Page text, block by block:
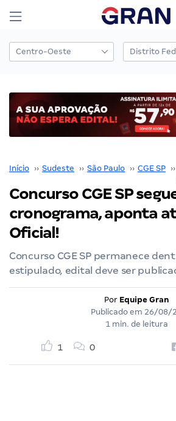
Início ›› Sudeste ›› São Paulo ›› CGE SP ››
Concurso CGE SP
cronograma, aponta
Oficial!
Concurso CGE SP permanece
estipulado, edital deve ser
Por Equipe Gran
Publicado em 26/08/
1 min. de leitura
1 0